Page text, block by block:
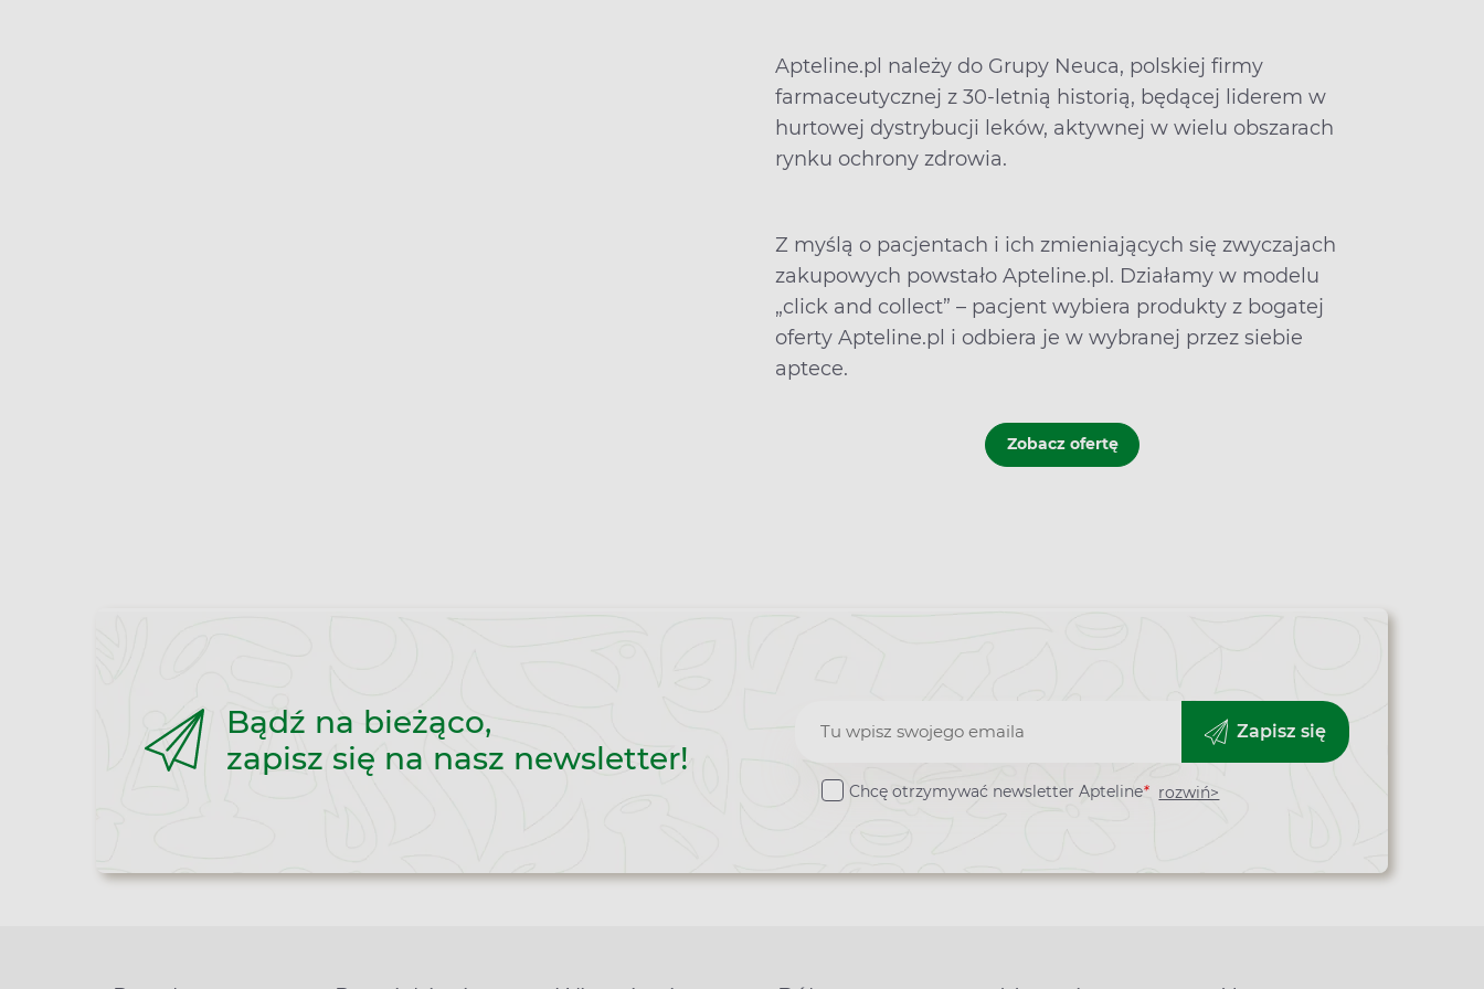
Diabdis.
Apteline.pl należy do Grupy Neuca, polskiej firmy
farmaceutycznej z 30-letnią historią, będącej liderem w
hurtowej dystrybucji leków, aktywnej w wielu obszarach
rynku ochrony zdrowia.
Z myślą o pacjentach i ich zmieniających się zwyczajach
zakupowych powstało Apteline.pl. Działamy w modelu
„click and collect” – pacjent wybiera produkty z bogatej
oferty Apteline.pl i odbiera je w wybranej przez siebie
aptece.
Zobacz ofertę
Bądź na bieżąco,
zapisz się na nasz newsletter!
Zapisz
Zapisz się
Chcę otrzymywać newsletter Apteline* rozwiń>